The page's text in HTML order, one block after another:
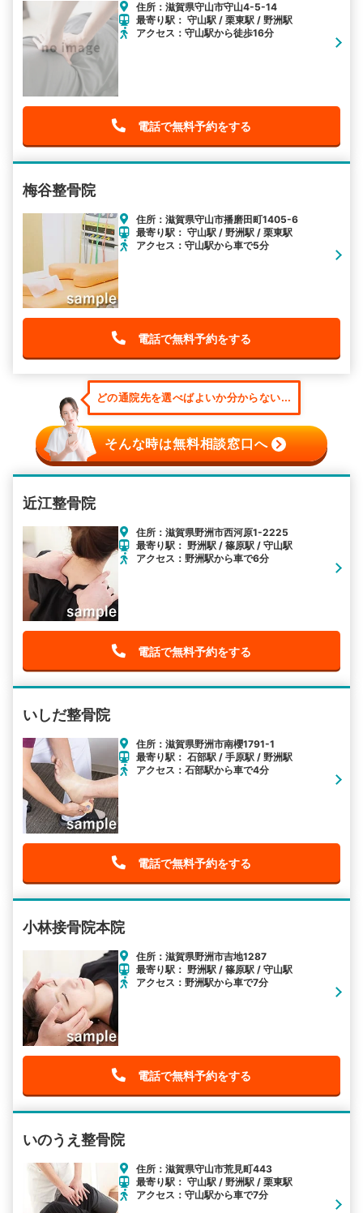
住所：滋賀県守山市守山4-5-14
最寄り駅： 守山駅 / 栗東駅 / 野洲駅
アクセス：守山駅から徒歩16分
電話で無料予約をする
梅谷整骨院
住所：滋賀県守山市播磨田町1405-6
最寄り駅： 守山駅 / 野洲駅 / 栗東駅
アクセス：守山駅から車で5分
電話で無料予約をする
どの通院先を選べばよいか分からない...
そんな時は無料相談窓口へ
近江整骨院
住所：滋賀県野洲市西河原1-2225
最寄り駅： 野洲駅 / 篠原駅 / 守山駅
アクセス：野洲駅から車で6分
電話で無料予約をする
いしだ整骨院
住所：滋賀県野洲市南櫻1791-1
最寄り駅： 石部駅 / 手原駅 / 野洲駅
アクセス：石部駅から車で4分
電話で無料予約をする
小林接骨院本院
住所：滋賀県野洲市吉地1287
最寄り駅： 野洲駅 / 篠原駅 / 守山駅
アクセス：野洲駅から車で7分
電話で無料予約をする
いのうえ整骨院
住所：滋賀県守山市荒見町443
最寄り駅： 守山駅 / 野洲駅 / 栗東駅
アクセス：守山駅から車で7分